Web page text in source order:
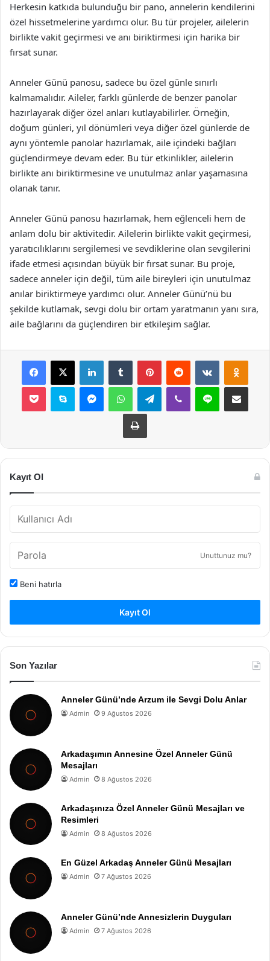
Herkesin katkıda bulunduğu bir pano, annelerin kendilerini
özel hissetmelerine yardımcı olur. Bu tür projeler, ailelerin
birlikte vakit geçirmesi ve anı biriktirmesi için harika bir
fırsat sunar.
Anneler Günü panosu, sadece bu özel günle sınırlı
kalmamalıdır. Aileler, farklı günlerde de benzer panolar
hazırlayarak diğer özel anları kutlayabilirler. Örneğin,
doğum günleri, yıl dönümleri veya diğer özel günlerde de
aynı yöntemle panolar hazırlamak, aile içindeki bağları
güçlendirmeye devam eder. Bu tür etkinlikler, ailelerin
birlikte anı biriktirmesine ve unutulmaz anlar yaşamasına
olanak tanır.
Anneler Günü panosu hazırlamak, hem eğlenceli hem de
anlam dolu bir aktivitedir. Ailelerin birlikte vakit geçirmesi,
yaratıcılıklarını sergilemesi ve sevdiklerine olan sevgilerini
ifade etmesi açısından büyük bir fırsat sunar. Bu proje,
sadece anneler için değil, tüm aile bireyleri için unutulmaz
anılar biriktirmeye yardımcı olur. Anneler Günü’nü bu
şekilde kutlamak, sevgi dolu bir ortam yaratmanın yanı sıra,
aile bağlarını da güçlendiren bir etkileşim sağlar.
Facebook
X LinkedInTumblr PinterestReddit VKontakte
Pocket Skype MessengerWhatsAppTelegramViber Line E-Posta ile
Yazdır
Kayıt Ol
Unuttunuz mu?
Beni hatırla
Kayıt Ol
Son Yazılar
Anneler Günü’nde Arzum ile Sevgi Dolu Anlar
Admin 9 Ağustos 2026
Arkadaşımın Annesine Özel Anneler Günü
Mesajları
Admin 8 Ağustos 2026
Arkadaşınıza Özel Anneler Günü Mesajları ve
Resimleri
Admin 8 Ağustos 2026
En Güzel Arkadaş Anneler Günü Mesajları
Admin 7 Ağustos 2026
Anneler Günü’nde Annesizlerin Duyguları
Admin 7 Ağustos 2026